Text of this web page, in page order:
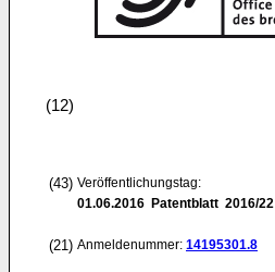
(12)
(43) Veröffentlichungstag:
01.06.2016 Patentblatt 2016/22
(21) Anmeldenummer: 14195301.8